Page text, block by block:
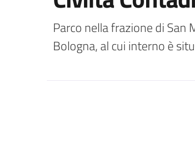
Parco nella frazione di
Bologna, al cui interno è